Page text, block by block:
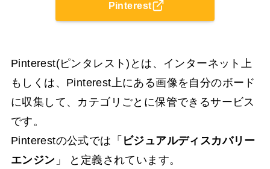
Pinterest
Pinterest(ピンタレスト)とは、インターネット上
もしくは、Pinterest上にある画像を自分のボード
に収集して、カテゴリごとに保管できるサービス
です。
Pinterestの公式では「 ビジュアルディスカバリー
エンジン 」 と定義されています。